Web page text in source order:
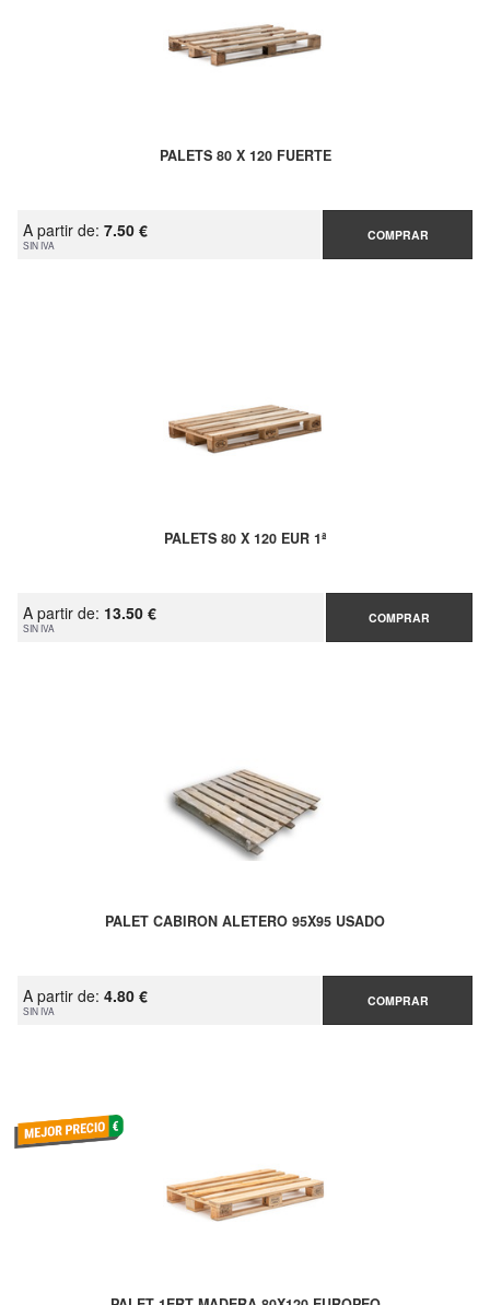
PALETS 80 X 120 FUERTE
A partir de: 7.50 €
SIN IVA
COMPRAR
PALETS 80 X 120 EUR 1ª
A partir de: 13.50 €
SIN IVA
COMPRAR
PALET CABIRON ALETERO 95X95 USADO
A partir de: 4.80 €
SIN IVA
COMPRAR